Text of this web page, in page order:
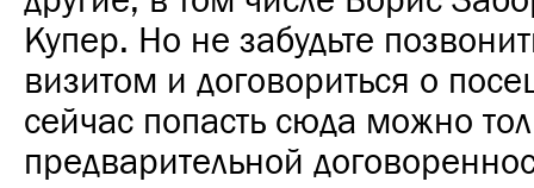
Купер. Но не забудьте
визитом и договориться о
сейчас попасть сюда можно
предварительной